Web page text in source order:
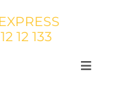
12 133